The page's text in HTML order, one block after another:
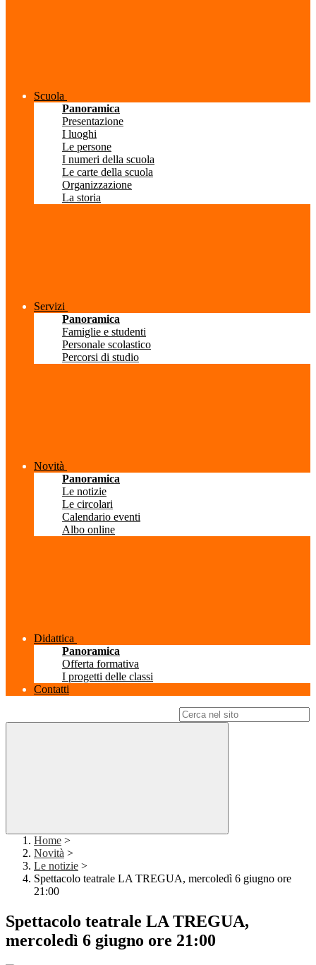
Scuola
Panoramica
Presentazione
I luoghi
Le persone
I numeri della scuola
Le carte della scuola
Organizzazione
La storia
Servizi
Panoramica
Famiglie e studenti
Personale scolastico
Percorsi di studio
Novità
Panoramica
Le notizie
Le circolari
Calendario eventi
Albo online
Didattica
Panoramica
Offerta formativa
I progetti delle classi
Contatti
Home >
Novità >
Le notizie >
Spettacolo teatrale LA TREGUA, mercoledì 6 giugno ore
21:00
Spettacolo teatrale LA TREGUA,
mercoledì 6 giugno ore 21:00